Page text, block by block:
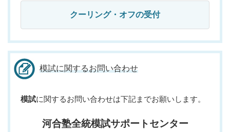
クーリング・オフの受付
模試に関するお問い合わせ
模試に関するお問い合わせは下記までお願いします。
河合塾全統模試サポートセンター